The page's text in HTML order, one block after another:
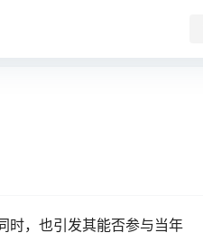
时，也引发其能否参与当年